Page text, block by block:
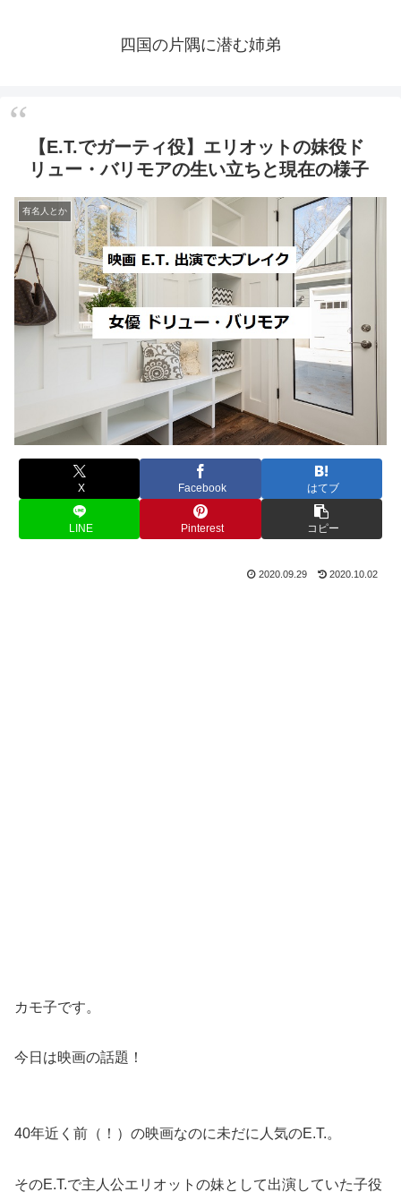
四国の片隅に潜む姉弟
【E.T.でガーティ役】エリオットの妹役ド
リュー・バリモアの生い立ちと現在の様子
有名人とか
X Facebook はてブ
LINE Pinterest コピー
2020.09.29 2020.10.02
カモ子です。
今日は映画の話題！
40年近く前（！）の映画なのに未だに人気のE.T.。
そのE.T.で主人公エリオットの妹として出演していた子役